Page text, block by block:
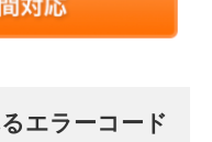
エラーコード